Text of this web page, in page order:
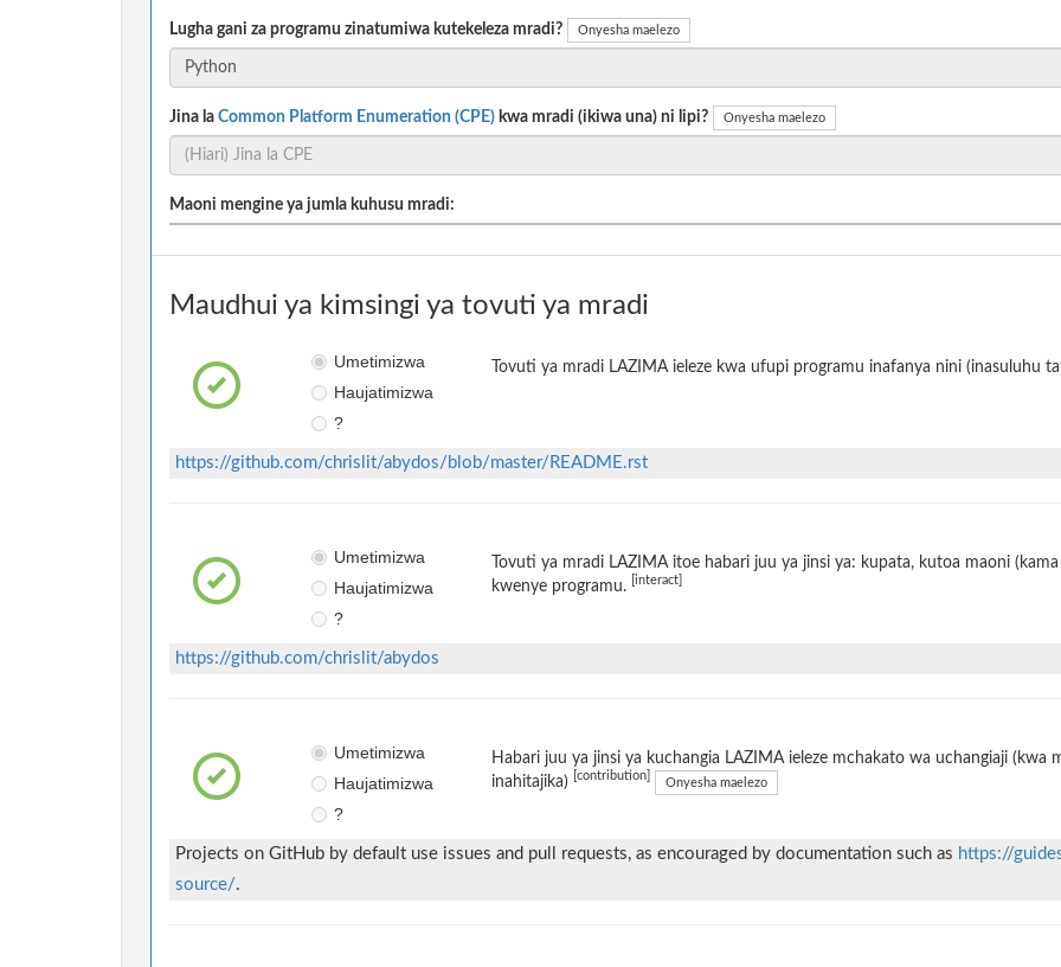
Lugha gani za programu zinatumiwa kutekeleza mradi? Onyesha maelezo
Jina la Common Platform Enumeration (CPE) kwa mradi (ikiwa una) ni lipi? Onyesha maelezo
Maoni mengine ya jumla kuhusu mradi:
Maudhui ya kimsingi ya tovuti ya mradi
Umetimizwa
Haujatimizwa
?
Tovuti ya mradi LAZIMA ieleze kwa ufupi programu inafanya nini (inasuluhu
https://github.com/chrislit/abydos/blob/master/README.rst
Umetimizwa
Haujatimizwa
?
Tovuti ya mradi LAZIMA itoe habari juu ya jinsi ya: kupata, kutoa maoni
kwenye programu.
[interact]
https://github.com/chrislit/abydos
Umetimizwa
Haujatimizwa
?
Habari juu ya jinsi ya kuchangia LAZIMA ieleze mchakato wa uchangiaji (kwa
inahitajika)
[contribution] Onyesha maelezo
Projects on GitHub by default use issues and pull requests, as encouraged by documentation such as https://
source/.